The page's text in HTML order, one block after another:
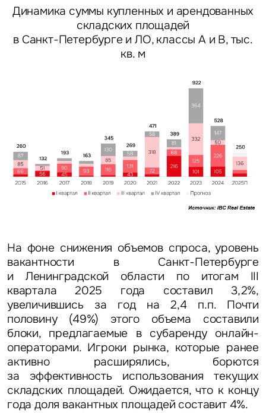
Динамика суммы купленных и арендованных
складских площадей
в Санкт-Петербурге и ЛО, классы А и В, тыс.
кв. м
На фоне снижения объемов спроса, уровень
вакантности в Санкт-Петербурге
и Ленинградской области по итогам III
квартала 2025 года составил 3,2%,
увеличившись за год на 2,4 п.п. Почти
половину (49%) этого объема составили
блоки, предлагаемые в субаренду онлайн-
операторами. Игроки рынка, которые ранее
активно расширялись, борются
за эффективность использования текущих
складских площадей. Ожидается, что к концу
года доля вакантных площадей составит 4%.